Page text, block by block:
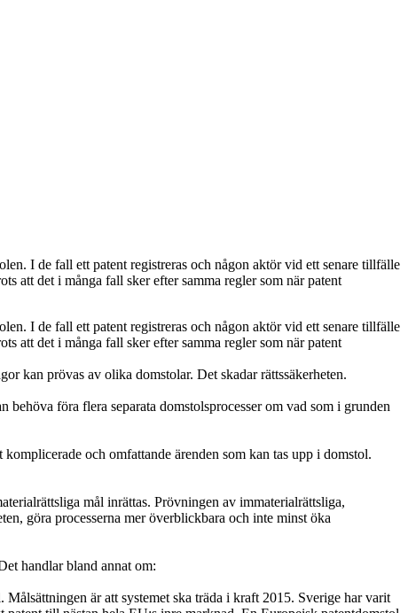
I de fall ett patent registreras och någon aktör vid ett senare tillfälle
att det i många fall sker efter samma regler som när patent
I de fall ett patent registreras och någon aktör vid ett senare tillfälle
att det i många fall sker efter samma regler som när patent
kan prövas av olika domstolar. Det skadar rättssäkerheten.
föra flera separata domstolsprocesser om vad som i grunden
och omfattande ärenden som kan tas upp i domstol.
mål inrättas. Prövningen av immaterialrättsliga,
göra processerna mer överblickbara och inte minst öka
handlar bland annat om:
är att systemet ska träda i kraft 2015. Sverige har varit